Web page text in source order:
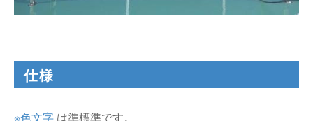
仕様
※色文字 は準標準です。